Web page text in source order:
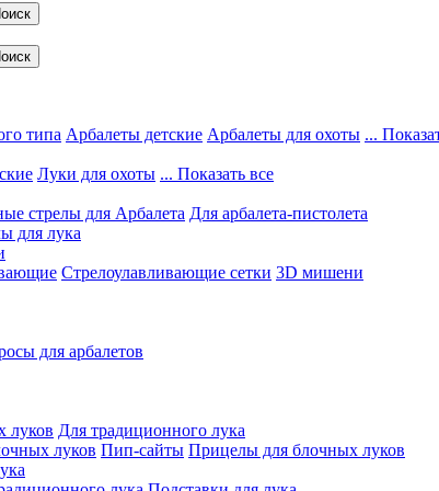
типа Арбалеты детские Арбалеты для охоты ...
Луки для охоты ... Показать все
стрелы для Арбалета Для арбалета-пистолета
для лука
Стрелоулавливающие сетки 3D мишени
для арбалетов
луков Для традиционного лука
луков Пип-сайты Прицелы для блочных луков